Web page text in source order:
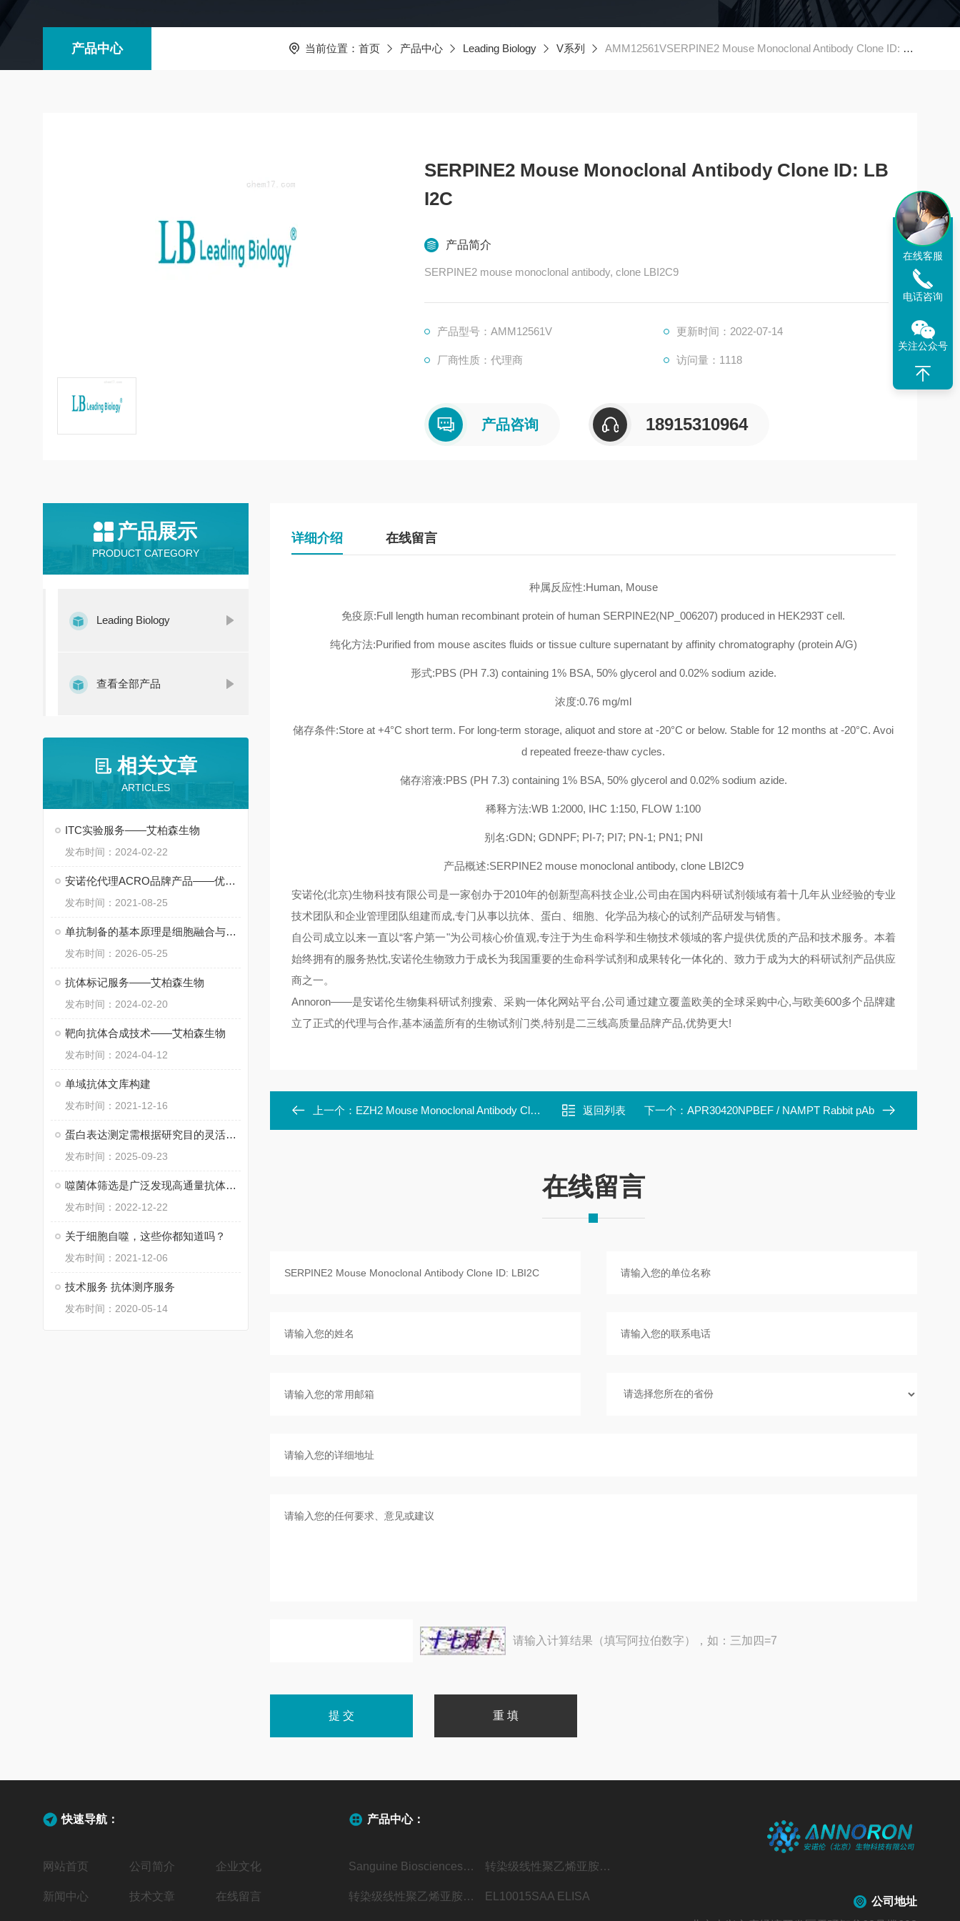
产品中心 当前位置： 首页 产品中心 Leading Biology V系列 AMM12561VSERPINE2 Mouse Monoclonal Antibody Clone ID: LBI2C
SERPINE2 Mouse Monoclonal Antibody Clone ID: LB
I2C
产品简介
SERPINE2 mouse monoclonal antibody, clone LBI2C9
产品型号：AMM12561V 更新时间：2022-07-14
厂商性质：代理商 访问量：1118
产品咨询 18915310964
产品展示
PRODUCT CATEGORY
Leading Biology
查看全部产品
相关文章
ARTICLES
ITC实验服务——艾柏森生物
发布时间：2024-02-22
安诺伦代理ACRO品牌产品——优质蛋白供应商
发布时间：2021-08-25
单抗制备的基本原理是细胞融合与筛选
发布时间：2026-05-25
抗体标记服务——艾柏森生物
发布时间：2024-02-20
靶向抗体合成技术——艾柏森生物
发布时间：2024-04-12
单域抗体文库构建
发布时间：2021-12-16
蛋白表达测定需根据研究目的灵活选择方法
发布时间：2025-09-23
噬菌体筛选是广泛发现高通量抗体的筛选方法
发布时间：2022-12-22
关于细胞自噬，这些你都知道吗？
发布时间：2021-12-06
技术服务 抗体测序服务
发布时间：2020-05-14
详细介绍 在线留言
种属反应性:Human, Mouse
免疫原:Full length human recombinant protein of human SERPINE2(NP_006207) produced in HEK293T cell.
纯化方法:Purified from mouse ascites fluids or tissue culture supernatant by affinity chromatography (protein A/G)
形式:PBS (PH 7.3) containing 1% BSA, 50% glycerol and 0.02% sodium azide.
浓度:0.76 mg/ml
储存条件:Store at +4°C short term. For long-term storage, aliquot and store at -20°C or below. Stable for 12 months at -20°C. Avoi
d repeated freeze-thaw cycles.
储存溶液:PBS (PH 7.3) containing 1% BSA, 50% glycerol and 0.02% sodium azide.
稀释方法:WB 1:2000, IHC 1:150, FLOW 1:100
别名:GDN; GDNPF; PI-7; PI7; PN-1; PN1; PNI
产品概述:SERPINE2 mouse monoclonal antibody, clone LBI2C9
安诺伦(北京)生物科技有限公司是一家创办于2010年的创新型高科技企业,公司由在国内科研试剂领域有着十几年从业经验的专业
技术团队和企业管理团队组建而成,专门从事以抗体、蛋白、细胞、化学品为核心的试剂产品研发与销售。
自公司成立以来一直以“客户第一"为公司核心价值观,专注于为生命科学和生物技术领域的客户提供优质的产品和技术服务。本着
始终拥有的服务热忱,安诺伦生物致力于成长为我国重要的生命科学试剂和成果转化一体化的、致力于成为大的科研试剂产品供应
商之一。
Annoron——是安诺伦生物集科研试剂搜索、采购一体化网站平台,公司通过建立覆盖欧美的全球采购中心,与欧美600多个品牌建
立了正式的代理与合作,基本涵盖所有的生物试剂门类,特别是二三线高质量品牌产品,优势更大!
上一个： EZH2 Mouse Monoclonal Antibody Clone ID: LBI10B10 返回列表 下一个： APR30420NPBEF / NAMPT Rabbit pAb
在线留言
请输入计算结果（填写阿拉伯数字），如：三加四=7
快速导航：
网站首页 公司简介 企业文化
新闻中心 技术文章 在线留言
产品中心：
Sanguine Biosciences代理 转染级线性聚乙烯亚胺（MW40000）
转染级线性聚乙烯亚胺（MW25000） EL10015SAA ELISA
公司地址
在线客服
电话咨询
关注公众号